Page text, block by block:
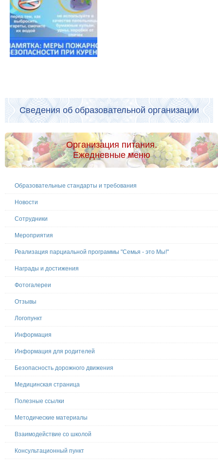
Сведения об образовательной организации
Организация питания.
Ежедневные меню
Образовательные стандарты и требования
Новости
Сотрудники
Мероприятия
Реализация парциальной программы "Семья - это Мы!"
Награды и достижения
Фотогалереи
Отзывы
Логопункт
Информация
Информация для родителей
Безопасность дорожного движения
Медицинская страница
Полезные ссылки
Методические материалы
Взаимодействие со школой
Консультационный пункт